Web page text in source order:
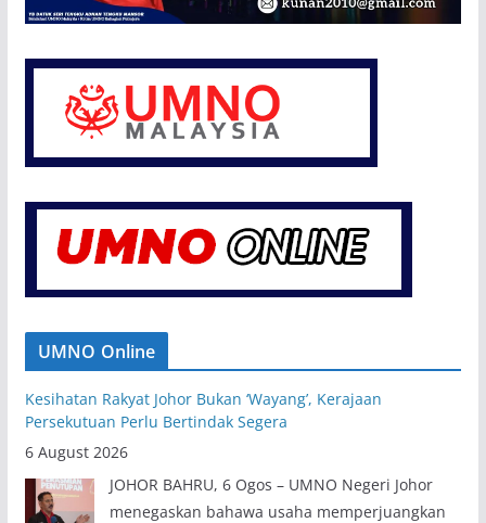
UMNO Online
Kesihatan Rakyat Johor Bukan ‘Wayang’, Kerajaan
Persekutuan Perlu Bertindak Segera
6 August 2026
JOHOR BAHRU, 6 Ogos – UMNO Negeri Johor
menegaskan bahawa usaha memperjuangkan